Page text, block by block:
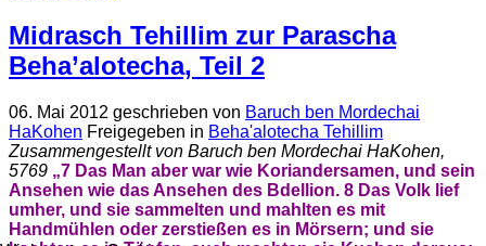
Midrasch Tehillim zur Parascha
Beha’alotecha, Teil 2
06. Mai 2012 geschrieben von Baruch ben Mordechai
HaKohen Freigegeben in Beha'alotecha Tehillim
Zusammengestellt von Baruch ben Mordechai HaKohen,
5769 „7 Das Man aber war wie Koriandersamen, und sein
Ansehen wie das Ansehen des Bdellion. 8 Das Volk lief
umher, und sie sammelten und mahlten es mit
Handmühlen oder zerstießen es in Mörsern; und sie